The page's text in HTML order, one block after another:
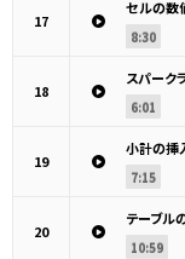
17
セルの数
8:30
18
スパーク
6:01
19
小計の挿
7:15
20
テーブル
10:59